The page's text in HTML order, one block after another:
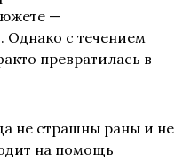
—
Однако с течением
превратилась в
не страшны раны и не
на помощь